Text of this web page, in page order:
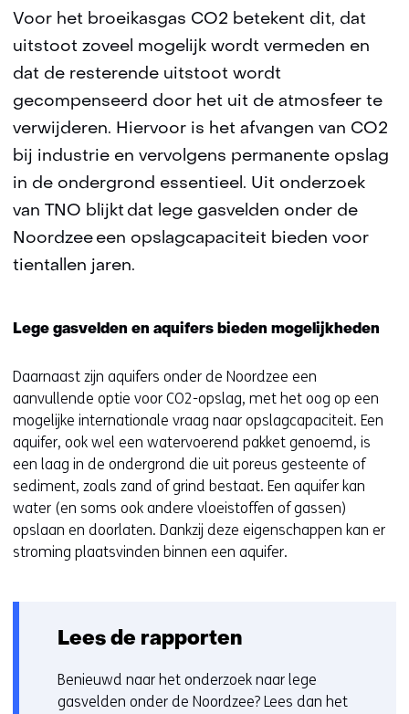
Voor het broeikasgas CO2 betekent dit, dat
uitstoot zoveel mogelijk wordt vermeden en
dat de resterende uitstoot wordt
gecompenseerd door het uit de atmosfeer te
verwijderen. Hiervoor is het afvangen van CO2
bij industrie en vervolgens permanente opslag
in de ondergrond essentieel. Uit onderzoek
van TNO blijkt dat lege gasvelden onder de
Noordzee een opslagcapaciteit bieden voor
tientallen jaren.
Lege gasvelden en aquifers bieden mogelijkheden
Daarnaast zijn aquifers onder de Noordzee een
aanvullende optie voor CO2-opslag, met het oog op een
mogelijke internationale vraag naar opslagcapaciteit. Een
aquifer, ook wel een watervoerend pakket genoemd, is
een laag in de ondergrond die uit poreus gesteente of
sediment, zoals zand of grind bestaat. Een aquifer kan
water (en soms ook andere vloeistoffen of gassen)
opslaan en doorlaten. Dankzij deze eigenschappen kan er
stroming plaatsvinden binnen een aquifer.
Lees de rapporten
Benieuwd naar het onderzoek naar lege
gasvelden onder de Noordzee? Lees dan het